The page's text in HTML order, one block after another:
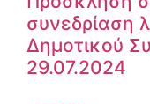
συνεδρίαση
Δημοτικού
29.07.2024